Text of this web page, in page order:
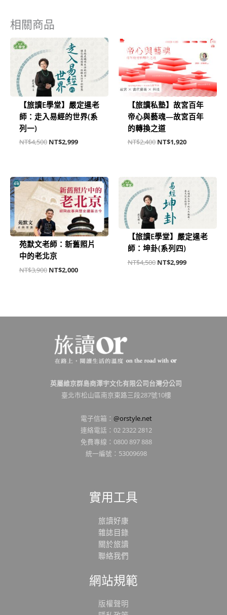
相關商品
【旅讀E學堂】嚴定暹老
師：走入易經的世界(系
列一)
NT$4,500
始
價
格：
NT$4,500。
NT$2,999
前
價
格：
NT$2,999。
【旅讀私塾】故宮百年
帝心與藝魂—故宮百年
的轉換之道
NT$2,400
始
價
格：
NT$2,400。
NT$1,920
目
格：
NT$1,920。
苑默文老師：新舊照片
中的老北京
NT$3,900
原
始
價
格：
NT$3,900。
NT$2,000
目
前
價
格：
NT$2,000。
【旅讀E學堂】嚴定暹老
師：坤卦(系列四)
NT$4,500
格：
NT$4,500。
NT$2,999
前
價
格：
NT$2,999。
英屬維京群島商澤宇文化有限公司台灣分公司
臺北市松山區南京東路三段287號10樓
電子信箱： @orstyle.net
連絡電話：02 2322 2812
免費專線：0800 897 888
統一編號：53009698
實用工具
旅讀好康
雜誌目錄
關於旅讀
聯絡我們
網站規範
版權聲明